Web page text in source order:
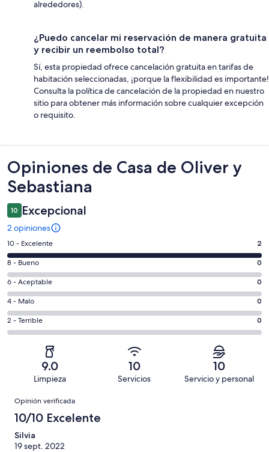
alrededores).
¿Puedo cancelar mi reservación de manera gratuita
y recibir un reembolso total?
Sí, esta propiedad ofrece cancelación gratuita en tarifas de
habitación seleccionadas, ¡porque la flexibilidad es importante!
Consulta la política de cancelación de la propiedad en nuestro
sitio para obtener más información sobre cualquier excepción
o requisito.
Opiniones
Opiniones de Casa de Oliver y
Sebastiana
10 Excepcional
2 opiniones
Puntuación
de
10,
es
decir,
Excelente.
Basada
en
opiniones
10 - Excelente 2
Puntuación
de
8,
es
decir,
Bueno.
opiniones
8 - Bueno 0
Puntuación
de
6,
es
decir,
Aceptable.
de
opiniones
6 - Aceptable 0
Puntuación
de
4,
Basada
de
opiniones
4 - Malo 0
Puntuación
de
Terrible.
Basada
de
2 - Terrible 0
9.0
Limpieza
10
Servicios
10
Servicio y personal
Opiniones
Opinión verificada
10/10 Excelente
Silvia
19 sept. 2022